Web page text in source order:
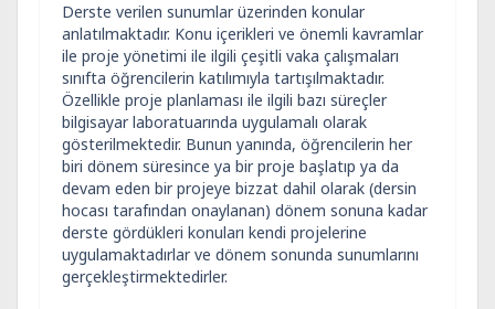
Derste verilen sunumlar üzerinden konular
anlatılmaktadır. Konu içerikleri ve önemli kavramlar
ile proje yönetimi ile ilgili çeşitli vaka çalışmaları
sınıfta öğrencilerin katılımıyla tartışılmaktadır.
Özellikle proje planlaması ile ilgili bazı süreçler
bilgisayar laboratuarında uygulamalı olarak
gösterilmektedir. Bunun yanında, öğrencilerin her
biri dönem süresince ya bir proje başlatıp ya da
devam eden bir projeye bizzat dahil olarak (dersin
hocası tarafından onaylanan) dönem sonuna kadar
derste gördükleri konuları kendi projelerine
uygulamaktadırlar ve dönem sonunda sunumlarını
gerçekleştirmektedirler.